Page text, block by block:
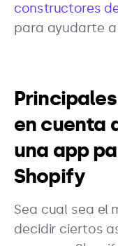
constructores
para ayudarte
en cuenta
una app
Shopify
Sea cual sea el
decidir ciertos